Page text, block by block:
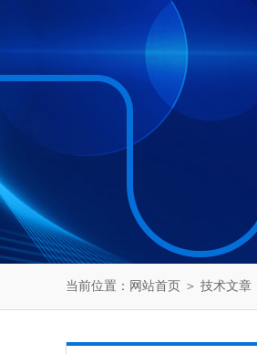
当前位置： 网站首页 ＞ 技术文章